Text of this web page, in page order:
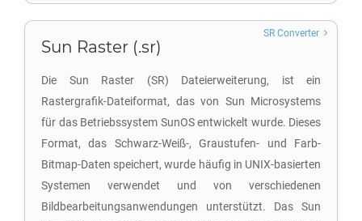
Sun Raster (.sr)
Die Sun Raster (SR) Dateierweiterung, ist ein
Rastergrafik-Dateiformat, das von Sun Microsystems
für das Betriebssystem SunOS entwickelt wurde. Dieses
Format, das Schwarz-Weiß-, Graustufen- und Farb-
Bitmap-Daten speichert, wurde häufig in UNIX-basierten
Systemen verwendet und von verschiedenen
Bildbearbeitungsanwendungen unterstützt. Das Sun
SR Converter